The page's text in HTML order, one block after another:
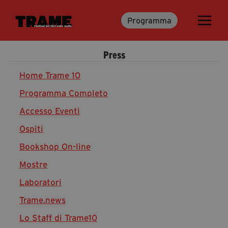
Programma
Trame.15
Libri | Trame.15
Media & Press
News & Kit
Accrediti Stampa | Trame.15
Cartella Stampa
Rassegna Stampa
Partecipa
Press
Home Trame 10
Programma Completo
Accesso Eventi
Ospiti
Bookshop On-line
Mostre
Laboratori
Trame.news
Lo Staff di Trame10